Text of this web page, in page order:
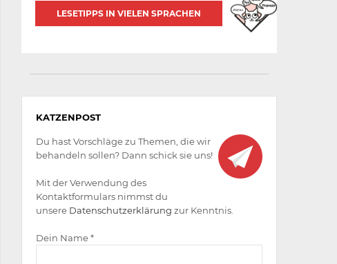
LESETIPPS IN VIELEN SPRACHEN
werden
KATZENPOST
Du hast Vorschläge zu Themen, die wir
behandeln sollen? Dann schick sie uns!
Mit der Verwendung des
Kontaktformulars nimmst du
unsere Datenschutzerklärung zur Kenntnis.
Dein Name *